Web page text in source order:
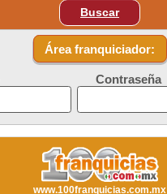
Buscar
Área franquiciador:
Contraseña
www.100franquicias.com.mx